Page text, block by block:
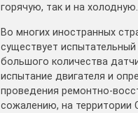
горячую, так и на холодную.
Во многих иностранных
существует
большого количества
испытание двигателя и
проведения ремонтно-
сожалению, на территории